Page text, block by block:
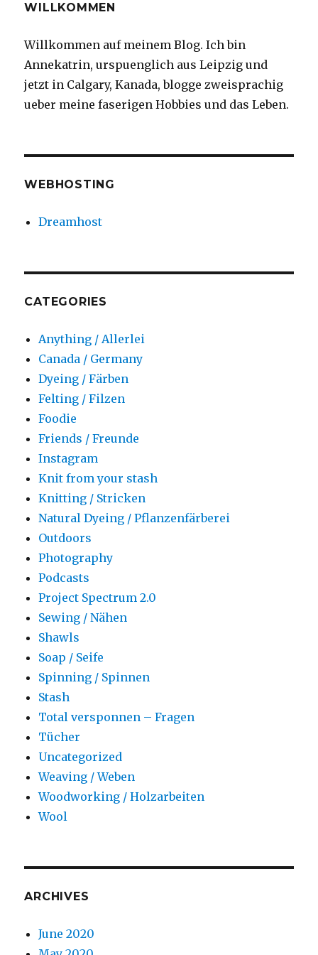
WILLKOMMEN
Willkommen auf meinem Blog. Ich bin
Annekatrin, urspuenglich aus Leipzig und
jetzt in Calgary, Kanada, blogge zweisprachig
ueber meine faserigen Hobbies und das Leben.
WEBHOSTING
Dreamhost
CATEGORIES
Anything / Allerlei
Canada / Germany
Dyeing / Färben
Felting / Filzen
Foodie
Friends / Freunde
Instagram
Knit from your stash
Knitting / Stricken
Natural Dyeing / Pflanzenfärberei
Outdoors
Photography
Podcasts
Project Spectrum 2.0
Sewing / Nähen
Shawls
Soap / Seife
Spinning / Spinnen
Stash
Total versponnen – Fragen
Tücher
Uncategorized
Weaving / Weben
Woodworking / Holzarbeiten
Wool
ARCHIVES
June 2020